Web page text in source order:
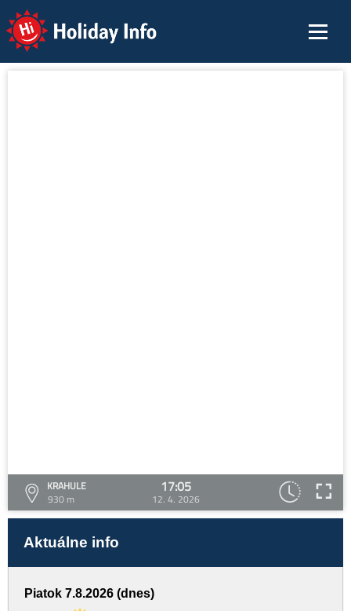
Holiday Info
KRAHULE
930 m
17:05
12. 4. 2026
Aktuálne info
Piatok 7.8.2026 (dnes)